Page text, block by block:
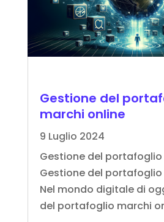
Gestione del
marchi online
9 Luglio 2024
Gestione del
Gestione del
Nel mondo digitale di
del portafoglio marchi